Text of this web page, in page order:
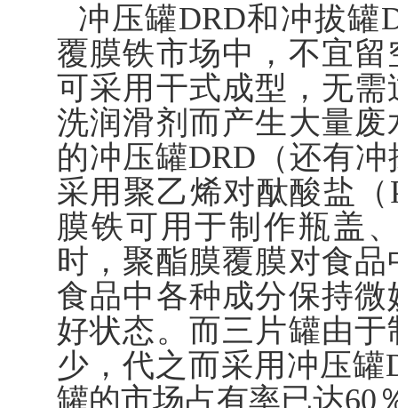
冲压罐DRD和冲拔罐
覆膜铁市场中，不宜
可采用干式成型，无
洗润滑剂而产生大量
的冲压罐DRD（还有
采用聚乙烯对酞酸盐
膜铁可用于制作瓶盖
时，聚酯膜覆膜对食
食品中各种成分保持
好状态。而三片罐由
少，代之而采用冲压
罐的市场占有率已达60